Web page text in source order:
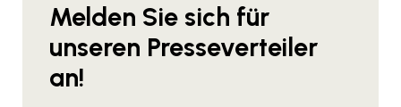
Melden Sie sich für
unseren Presseverteiler
an!